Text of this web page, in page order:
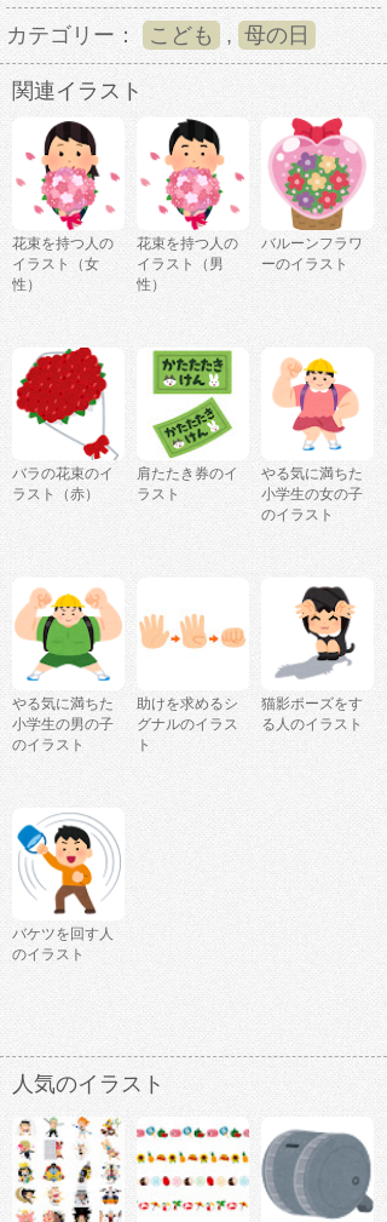
カテゴリー： こども , 母の日
関連イラスト
花束を持つ人の
イラスト（女
性）
花束を持つ人の
イラスト（男
性）
バルーンフラワ
ーのイラスト
バラの花束のイ
ラスト（赤）
肩たたき券のイ
ラスト
やる気に満ちた
小学生の女の子
のイラスト
やる気に満ちた
小学生の男の子
のイラスト
助けを求めるシ
グナルのイラス
ト
猫影ポーズをす
る人のイラスト
バケツを回す人
のイラスト
人気のイラスト